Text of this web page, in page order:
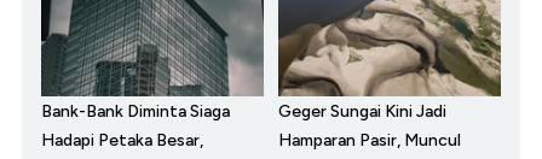
Bank-Bank Diminta Siaga
Hadapi Petaka Besar,
Geger Sungai Kini Jadi
Hamparan Pasir, Muncul